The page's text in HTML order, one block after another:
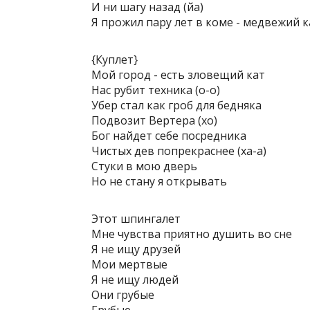
И ни шагу назад (йа)
Я прожил пару лет в коме - медвежий
{Куплет}
Мой город - есть зловещий кат
Нас рубит техника (о-о)
Убер стал как гроб для бедняка
Подвозит Вертера (хо)
Бог найдет себе посредника
Чистых дев попрекраснее (ха-а)
Стуки в мою дверь
Но не стану я открывать
Этот шпингалет
Мне чувства приятно душить во сне
Я не ищу друзей
Мои мертвые
Я не ищу людей
Они грубые